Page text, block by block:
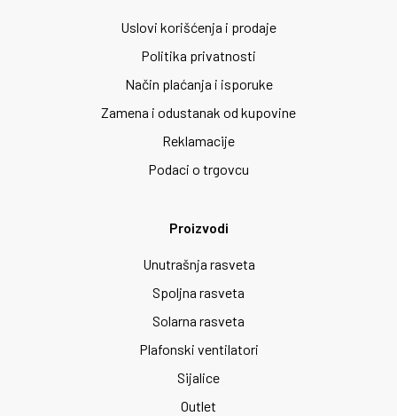
Uslovi korišćenja i prodaje
Politika privatnosti
Način plaćanja i isporuke
Zamena i odustanak od kupovine
Reklamacije
Podaci o trgovcu
Proizvodi
Unutrašnja rasveta
Spoljna rasveta
Solarna rasveta
Plafonski ventilatori
Sijalice
Outlet